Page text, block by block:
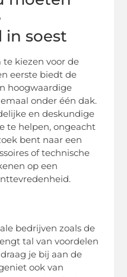
soest
kiezen voor de
eerste biedt de
hoogwaardige
onder één dak.
en deskundige
te helpen, ongeacht
bent naar een
of technische
op een
bedrijven zoals de
tal van voordelen
je bij aan de
ook van